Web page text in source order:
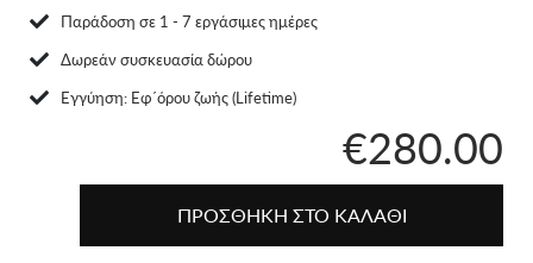
Παράδοση σε 1 - 7 εργάσιμες ημέρες
Δωρεάν συσκευασία δώρου
Eγγύηση: Εφ΄όρου ζωής (Lifetime)
€280.00
ΠΡΟΣΘΗΚΗ ΣΤΟ ΚΑΛΑΘΙ